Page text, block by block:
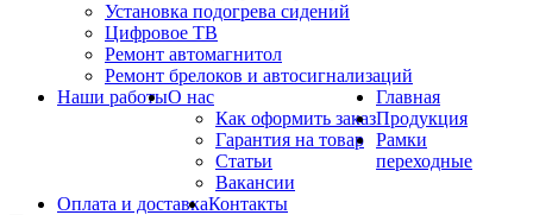
Установка подогрева сидений
Цифровое ТВ
Ремонт автомагнитол
Ремонт брелоков и автосигнализаций
Наши работыО нас
Как оформить заказ
Гарантия на товар
Статьи
Вакансии
Оплата и доставкаКонтакты
Главная
Продукция
Рамки
переходные